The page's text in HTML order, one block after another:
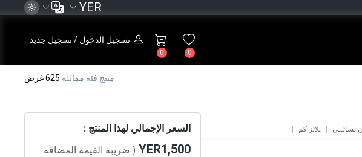
YER
0
0
تسجيل الدخول / تسجيل جديد
منتج فئة مماثلة 625 غرض
نسائــي بلائز كم السعر الإجمالي لهذا المنتج :
YER1,500 ( ضريبة القيمة المضافة